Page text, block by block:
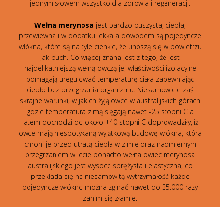
jednym słowem wszystko dla zdrowia i regeneracji.
Wełna merynosa jest bardzo puszysta, ciepła,
przewiewna i w dodatku lekka a dowodem są pojedyncze
włókna, które są na tyle cienkie, że unoszą się w powietrzu
jak puch. Co więcej znana jest z tego, że jest
najdelikatniejszą wełną owczą jej właściwości izolacyjne
pomagają uregulować temperaturę ciała zapewniając
ciepło bez przegrzania organizmu. Niesamowicie zaś
skrajne warunki, w jakich żyją owce w australijskich górach
gdzie temperatura zimą sięgają nawet -25 stopni C a
latem dochodzi do około +40 stopni C doprowadziły, iż
owce mają niespotykaną wyjątkową budowę włókna, która
chroni je przed utratą ciepła w zimie oraz nadmiernym
przegrzaniem w lecie ponadto wełna owiec merynosa
australijskiego jest wysoce sprężysta i elastyczna, co
przekłada się na niesamowitą wytrzymałość każde
pojedyncze włókno można zginać nawet do 35.000 razy
zanim się złamie.